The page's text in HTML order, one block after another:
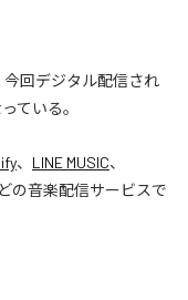
今回デジタル配信され
ている。
、 LINE MUSIC、
の音楽配信サービスで